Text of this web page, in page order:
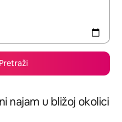
Pretraži
najam u bližoj okolici